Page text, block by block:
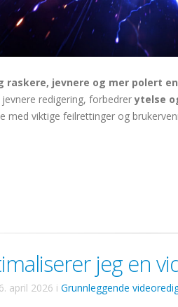
raskere, jevnere og mer polert
redigering, forbedrerytelse
med viktige feilrettinger og
jeg en
6. april 2026 i Grunnleggende